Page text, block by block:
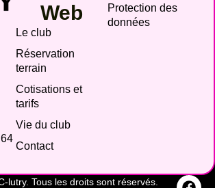
Web
Le club
Réservation
terrain
Cotisations et
tarifs
Vie du club
Contact
Protection des
données
lutry. Tous les droits sont réservés.